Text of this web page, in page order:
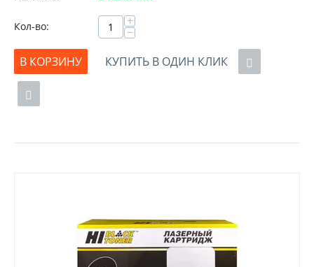
Кол-во: +
−
В КОРЗИНУ
КУПИТЬ В ОДИН КЛИК